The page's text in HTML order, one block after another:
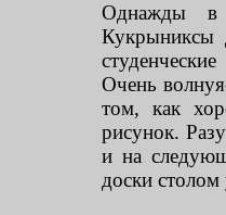
Однажды в
Кукрыниксы
Очень
том, как
рисунок.
и на
доски